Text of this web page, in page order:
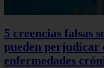
5 creencias falsas
pueden perjudicar
enfermedades